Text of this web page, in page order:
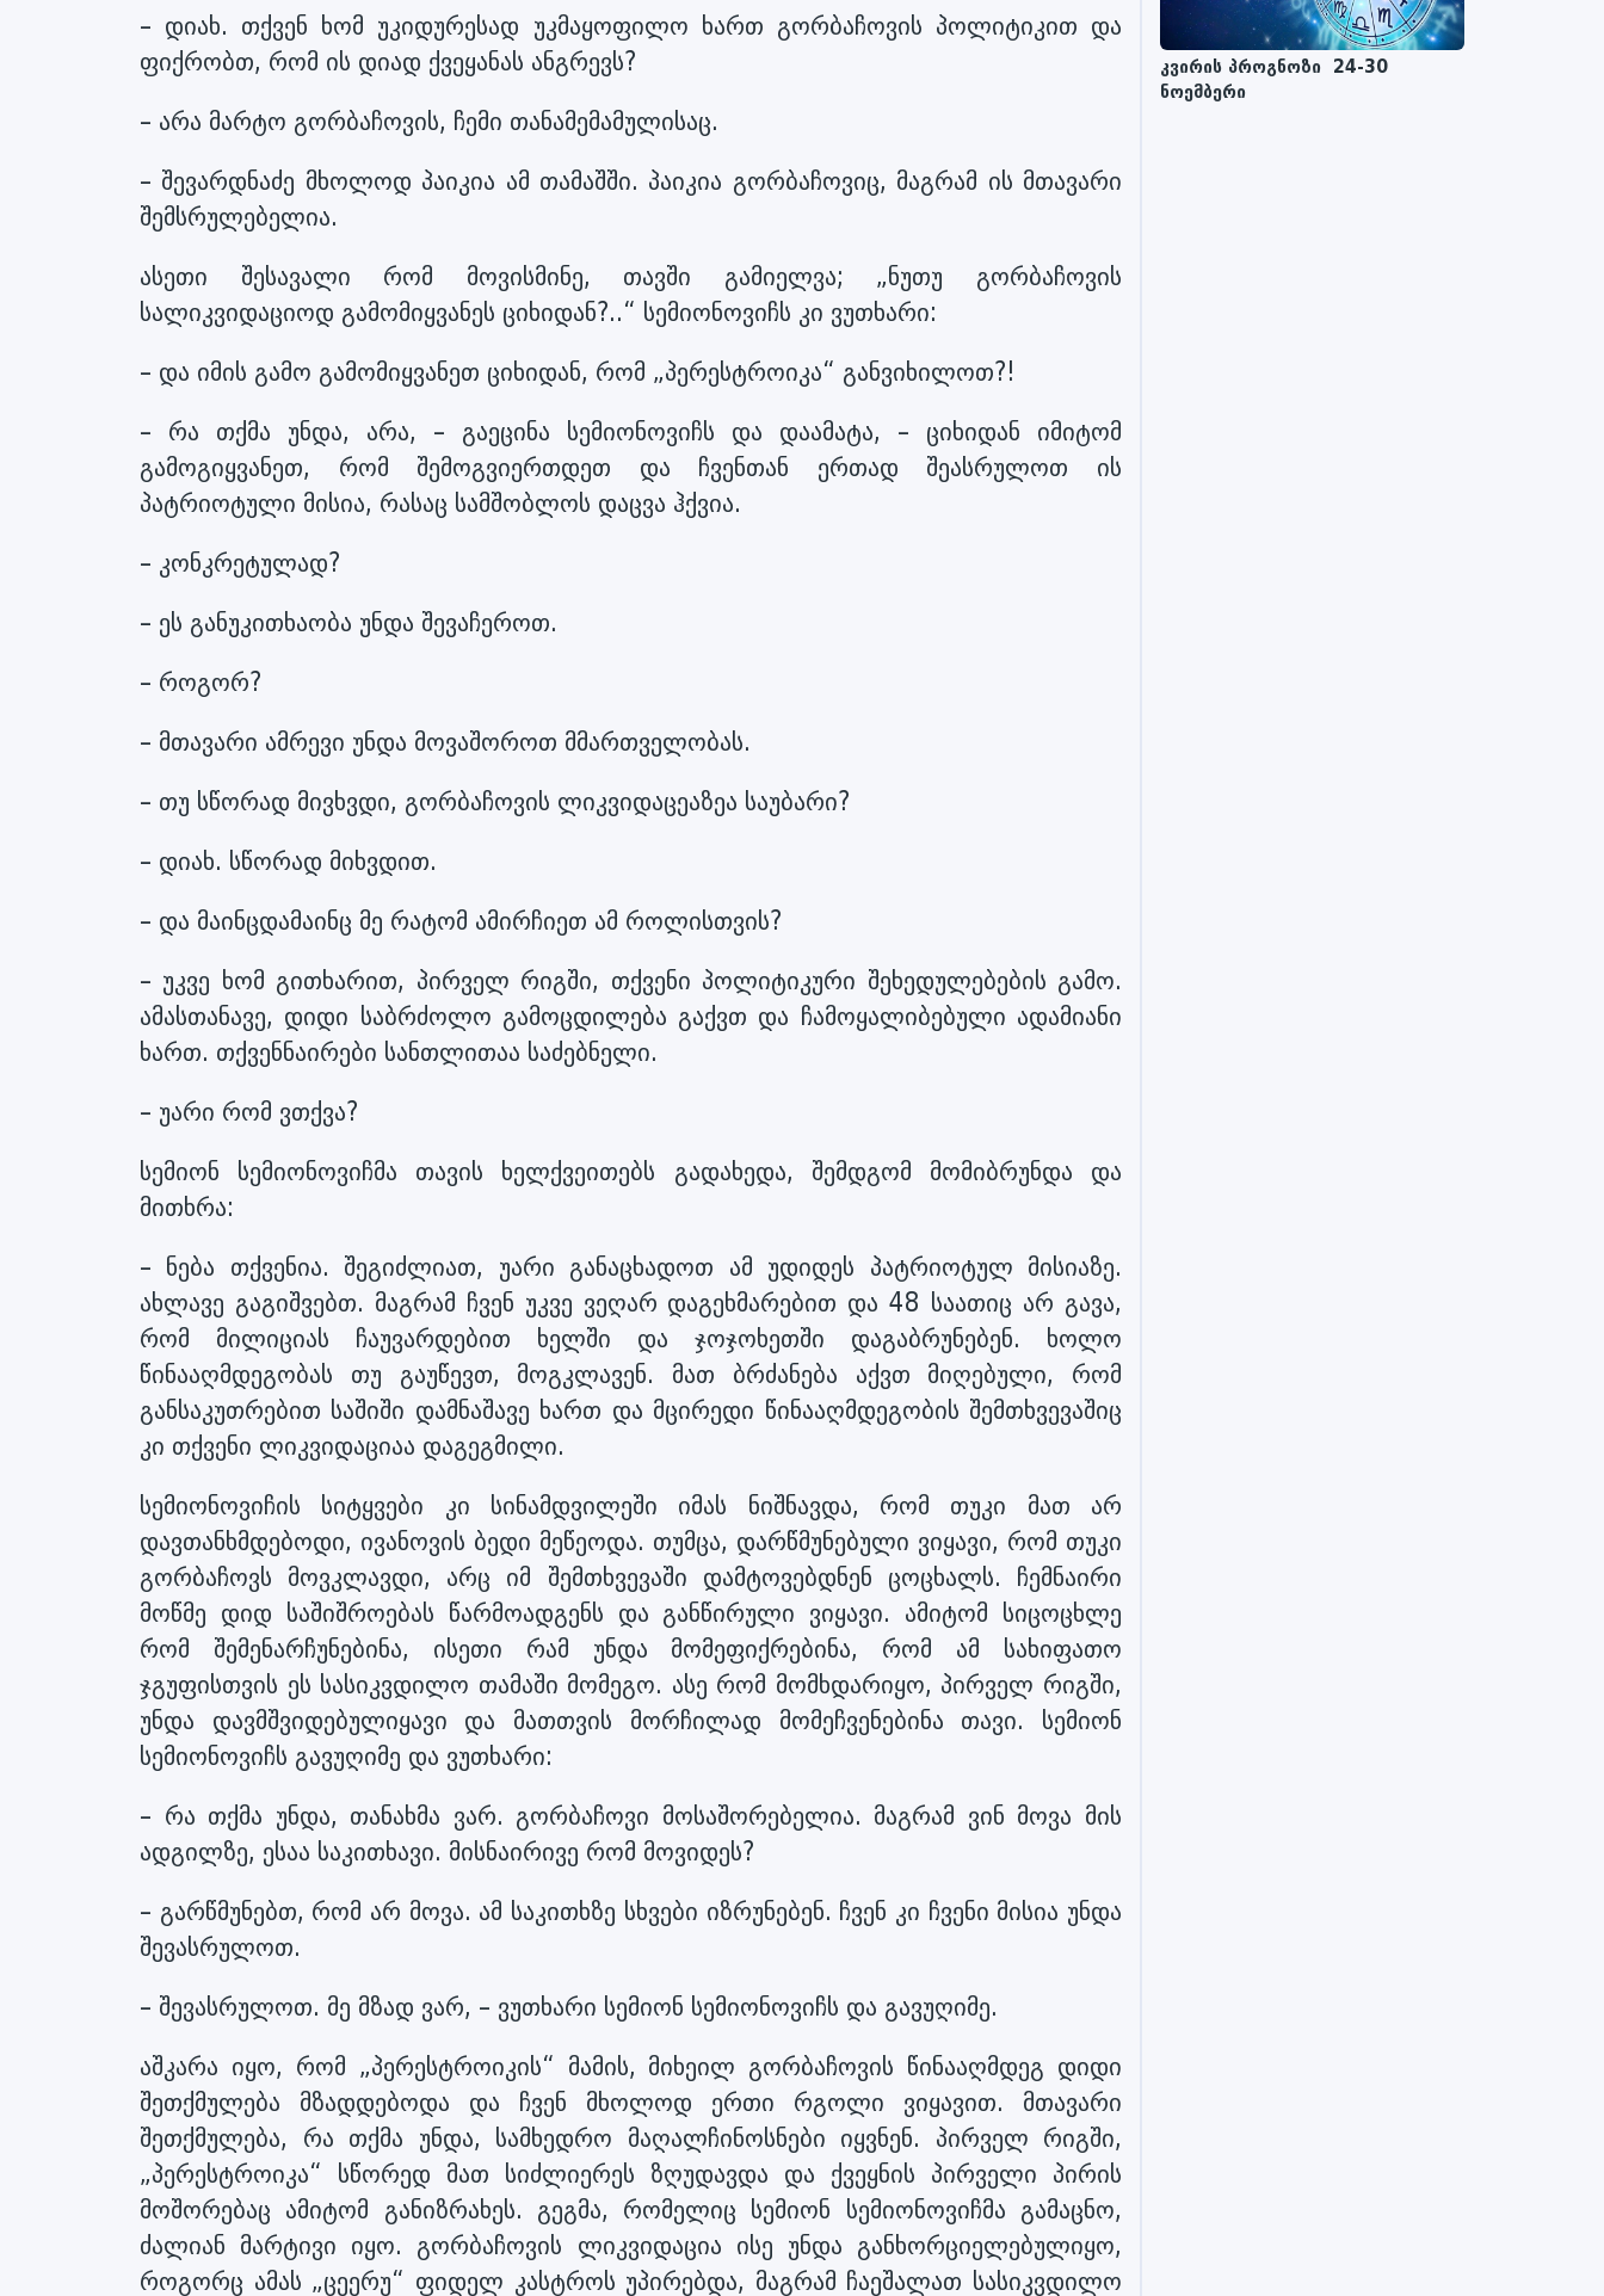
– დიახ. თქვენ ხომ უკიდურესად უკმაყოფილო ხართ გორბაჩოვის პოლიტიკით და
ფიქრობთ, რომ ის დიად ქვეყანას ანგრევს?
– არა მარტო გორბაჩოვის, ჩემი თანამემამულისაც.
– შევარდნაძე მხოლოდ პაიკია ამ თამაშში. პაიკია გორბაჩოვიც, მაგრამ ის მთავარი
შემსრულებელია.
ასეთი შესავალი რომ მოვისმინე, თავში გამიელვა; „ნუთუ გორბაჩოვის
სალიკვიდაციოდ გამომიყვანეს ციხიდან?..“ სემიონოვიჩს კი ვუთხარი:
– და იმის გამო გამომიყვანეთ ციხიდან, რომ „პერესტროიკა“ განვიხილოთ?!
– რა თქმა უნდა, არა, – გაეცინა სემიონოვიჩს და დაამატა, – ციხიდან იმიტომ
გამოგიყვანეთ, რომ შემოგვიერთდეთ და ჩვენთან ერთად შეასრულოთ ის
პატრიოტული მისია, რასაც სამშობლოს დაცვა ჰქვია.
– კონკრეტულად?
– ეს განუკითხაობა უნდა შევაჩეროთ.
– როგორ?
– მთავარი ამრევი უნდა მოვაშოროთ მმართველობას.
– თუ სწორად მივხვდი, გორბაჩოვის ლიკვიდაცეაზეა საუბარი?
– დიახ. სწორად მიხვდით.
– და მაინცდამაინც მე რატომ ამირჩიეთ ამ როლისთვის?
– უკვე ხომ გითხარით, პირველ რიგში, თქვენი პოლიტიკური შეხედულებების გამო.
ამასთანავე, დიდი საბრძოლო გამოცდილება გაქვთ და ჩამოყალიბებული ადამიანი
ხართ. თქვენნაირები სანთლითაა საძებნელი.
– უარი რომ ვთქვა?
სემიონ სემიონოვიჩმა თავის ხელქვეითებს გადახედა, შემდგომ მომიბრუნდა და
მითხრა:
– ნება თქვენია. შეგიძლიათ, უარი განაცხადოთ ამ უდიდეს პატრიოტულ მისიაზე.
ახლავე გაგიშვებთ. მაგრამ ჩვენ უკვე ვეღარ დაგეხმარებით და 48 საათიც არ გავა,
რომ მილიციას ჩაუვარდებით ხელში და ჯოჯოხეთში დაგაბრუნებენ. ხოლო
წინააღმდეგობას თუ გაუწევთ, მოგკლავენ. მათ ბრძანება აქვთ მიღებული, რომ
განსაკუთრებით საშიში დამნაშავე ხართ და მცირედი წინააღმდეგობის შემთხვევაშიც
კი თქვენი ლიკვიდაციაა დაგეგმილი.
სემიონოვიჩის სიტყვები კი სინამდვილეში იმას ნიშნავდა, რომ თუკი მათ არ
დავთანხმდებოდი, ივანოვის ბედი მეწეოდა. თუმცა, დარწმუნებული ვიყავი, რომ თუკი
გორბაჩოვს მოვკლავდი, არც იმ შემთხვევაში დამტოვებდნენ ცოცხალს. ჩემნაირი
მოწმე დიდ საშიშროებას წარმოადგენს და განწირული ვიყავი. ამიტომ სიცოცხლე
რომ შემენარჩუნებინა, ისეთი რამ უნდა მომეფიქრებინა, რომ ამ სახიფათო
ჯგუფისთვის ეს სასიკვდილო თამაში მომეგო. ასე რომ მომხდარიყო, პირველ რიგში,
უნდა დავმშვიდებულიყავი და მათთვის მორჩილად მომეჩვენებინა თავი. სემიონ
სემიონოვიჩს გავუღიმე და ვუთხარი:
– რა თქმა უნდა, თანახმა ვარ. გორბაჩოვი მოსაშორებელია. მაგრამ ვინ მოვა მის
ადგილზე, ესაა საკითხავი. მისნაირივე რომ მოვიდეს?
– გარწმუნებთ, რომ არ მოვა. ამ საკითხზე სხვები იზრუნებენ. ჩვენ კი ჩვენი მისია უნდა
შევასრულოთ.
– შევასრულოთ. მე მზად ვარ, – ვუთხარი სემიონ სემიონოვიჩს და გავუღიმე.
აშკარა იყო, რომ „პერესტროიკის“ მამის, მიხეილ გორბაჩოვის წინააღმდეგ დიდი
შეთქმულება მზადდებოდა და ჩვენ მხოლოდ ერთი რგოლი ვიყავით. მთავარი
შეთქმულება, რა თქმა უნდა, სამხედრო მაღალჩინოსნები იყვნენ. პირველ რიგში,
„პერესტროიკა“ სწორედ მათ სიძლიერეს ზღუდავდა და ქვეყნის პირველი პირის
მოშორებაც ამიტომ განიზრახეს. გეგმა, რომელიც სემიონ სემიონოვიჩმა გამაცნო,
ძალიან მარტივი იყო. გორბაჩოვის ლიკვიდაცია ისე უნდა განხორციელებულიყო,
როგორც ამას „ცეერუ“ ფიდელ კასტროს უპირებდა, მაგრამ ჩაეშალათ სასიკვდილო
კვირის პროგნოზი 24-30
ნოემბერი